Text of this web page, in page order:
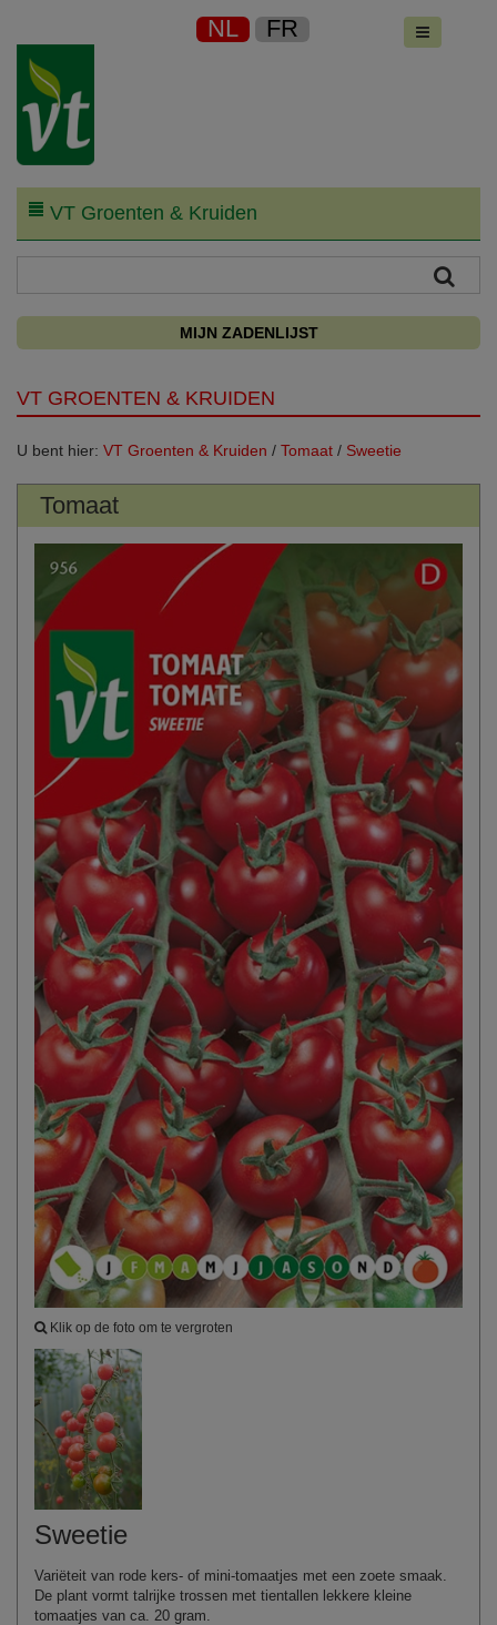
NL FR
VT Groenten & Kruiden
MIJN ZADENLIJST
VT GROENTEN & KRUIDEN
U bent hier: VT Groenten & Kruiden / Tomaat / Sweetie
Tomaat
Klik op de foto om te vergroten
Sweetie
Variëteit van rode kers- of mini-tomaatjes met een zoete smaak.
De plant vormt talrijke trossen met tientallen lekkere kleine
tomaatjes van ca. 20 gram.